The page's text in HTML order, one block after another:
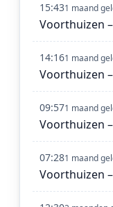
15:431 maand
Voorthuizen
14:161 maand
Voorthuizen
09:571 maand
Voorthuizen
07:281 maand
Voorthuizen